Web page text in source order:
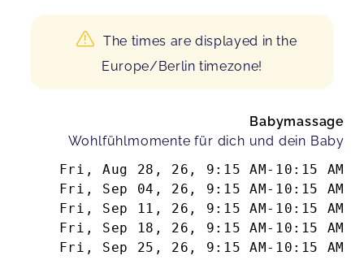
The times are displayed in the
Europe/Berlin timezone!
Babymassage
Wohlfühlmomente für dich und dein Baby
Fri, Aug 28, 26 , 9:15 AM- 10:15 AM
Fri, Sep 04, 26 , 9:15 AM- 10:15 AM
Fri, Sep 11, 26 , 9:15 AM- 10:15 AM
Fri, Sep 18, 26 , 9:15 AM- 10:15 AM
Fri, Sep 25, 26 , 9:15 AM- 10:15 AM